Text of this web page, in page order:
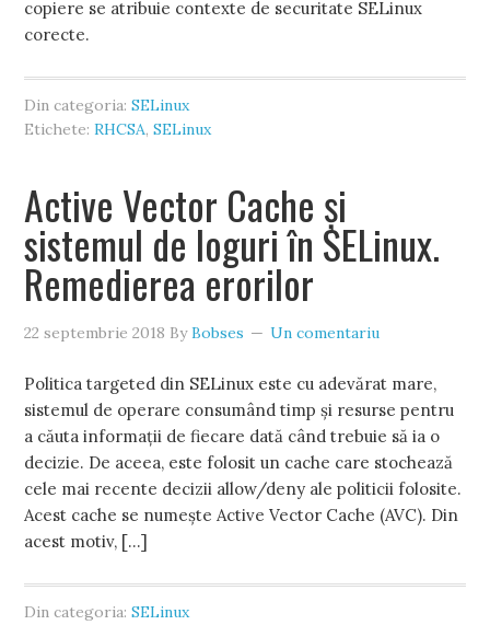
copiere se atribuie contexte de securitate SELinux
corecte.
Din categoria:SELinux
Etichete:RHCSA,SELinux
Active Vector Cache și
sistemul de loguri în SELinux.
Remedierea erorilor
22 septembrie 2018 ByBobses Un comentariu
Politica targeted din SELinux este cu adevărat mare,
sistemul de operare consumând timp și resurse pentru
a căuta informații de fiecare dată când trebuie să ia o
decizie. De aceea, este folosit un cache care stochează
cele mai recente decizii allow/deny ale politicii folosite.
Acest cache se numește Active Vector Cache (AVC). Din
acest motiv, […]
Din categoria:SELinux